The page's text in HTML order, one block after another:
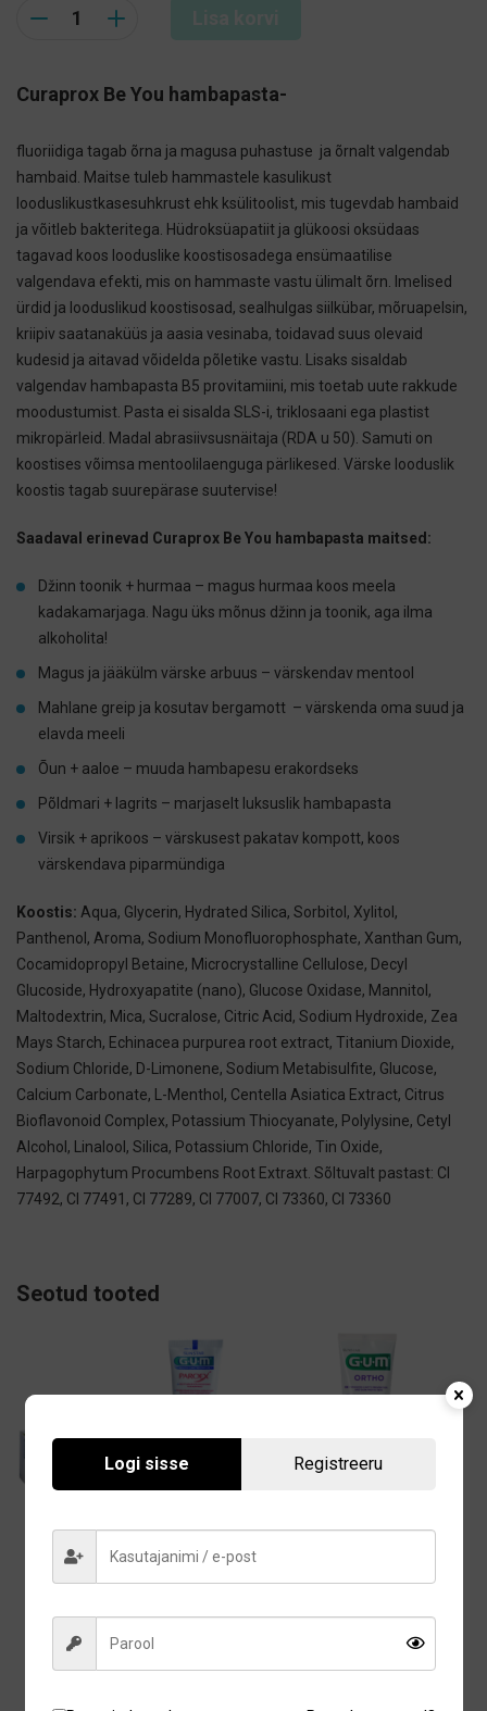
Curaprox Be You hambapasta-
fluoriidiga tagab õrna ja magusa puhastuse ja õrnalt valgendab
hambaid. Maitse tuleb hammastele kasulikust
looduslikustkasesuhkrust ehk ksülitoolist, mis tugevdab hambaid
ja võitleb bakteritega. Hüdroksüapatiit ja glükoosi oksüdaas
tagavad koos looduslike koostisosadega ensümaatilise
valgendava efekti, mis on hammaste vastu ülimalt õrn. Imelised
ürdid ja looduslikud koostisosad, sealhulgas siilkübar, mõruapelsin,
kriipiv saatanaküüs ja aasia vesinaba, toidavad suus olevaid
kudesid ja aitavad võidelda põletike vastu. Lisaks sisaldab
valgendav hambapasta B5 provitamiini, mis toetab uute rakkude
moodustumist. Pasta ei sisalda SLS-i, triklosaani ega plastist
mikropärleid. Madal abrasiivsusnäitaja (RDA u 50). Samuti on
koostises võimsa mentoolilaenguga pärlikesed. Värske looduslik
koostis tagab suurepärase suutervise!
Saadaval erinevad Curaprox Be You hambapasta maitsed:
Džinn toonik + hurmaa – magus hurmaa koos meela
kadakamarjaga. Nagu üks mõnus džinn ja toonik, aga ilma
alkoholita!
Magus ja jääkülm värske arbuus – värskendav mentool
Mahlane greip ja kosutav bergamott – värskenda oma suud ja
elavda meeli
Õun + aaloe – muuda hambapesu erakordseks
Põldmari + lagrits – marjaselt luksuslik hambapasta
Virsik + aprikoos – värskusest pakatav kompott, koos
värskendava piparmündiga
Koostis: Aqua, Glycerin, Hydrated Silica, Sorbitol, Xylitol,
Panthenol, Aroma, Sodium Monofluorophosphate, Xanthan Gum,
Cocamidopropyl Betaine, Microcrystalline Cellulose, Decyl
Glucoside, Hydroxyapatite (nano), Glucose Oxidase, Mannitol,
Maltodextrin, Mica, Sucralose, Citric Acid, Sodium Hydroxide, Zea
Mays Starch, Echinacea purpurea root extract, Titanium Dioxide,
Sodium Chloride, D-Limonene, Sodium Metabisulfite, Glucose,
Calcium Carbonate, L-Menthol, Centella Asiatica Extract, Citrus
Bioflavonoid Complex, Potassium Thiocyanate, Polylysine, Cetyl
Alcohol, Linalool, Silica, Potassium Chloride, Tin Oxide,
Harpagophytum Procumbens Root Extraxt. Sõltuvalt pastast: CI
77492, CI 77491, CI 77289, CI 77007, CI 73360, CI 73360
Seotud tooted
hambapasta 75ml
Lisa korvi
10,35€
Logi sisse Registreeru